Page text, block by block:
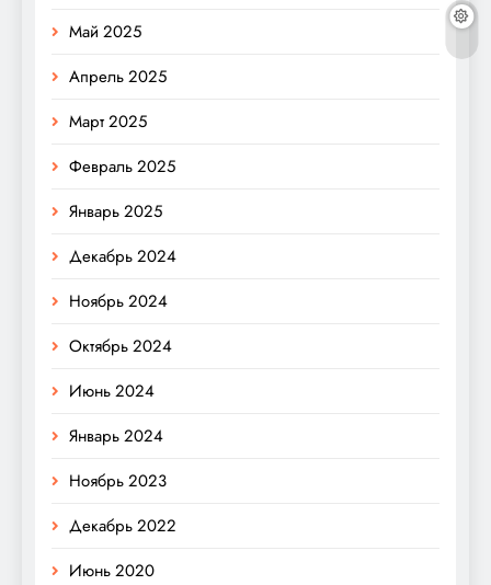
Май 2025
Апрель 2025
Март 2025
Февраль 2025
Январь 2025
Декабрь 2024
Ноябрь 2024
Октябрь 2024
Июнь 2024
Январь 2024
Ноябрь 2023
Декабрь 2022
Июнь 2020